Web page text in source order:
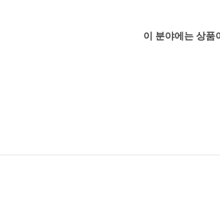
이 분야에는 상품